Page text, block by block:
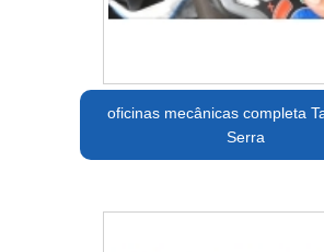
oficinas mecânicas completa
Serra